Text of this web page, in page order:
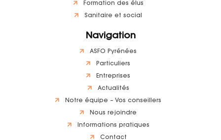
Formation des élus
Sanitaire et social
Navigation
ASFO Pyrénées
Particuliers
Entreprises
Actualités
Notre équipe – Vos conseillers
Nous rejoindre
Informations pratiques
Contact